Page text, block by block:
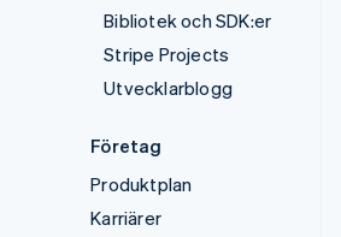
Bibliotek och SDK:er
Stripe Projects
Utvecklarblogg
Företag
Produktplan
Karriärer